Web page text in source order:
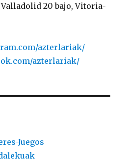
20 bajo, Vitoria-
azterlariak/
azterlariak/
Juegos